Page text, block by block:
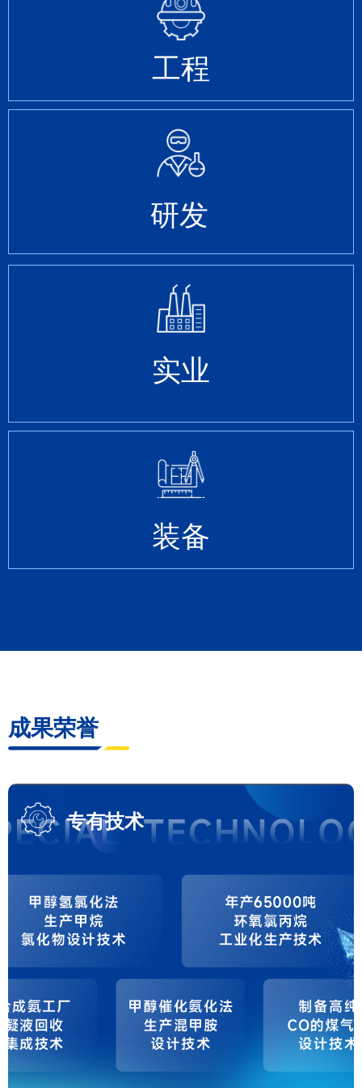
成果荣誉
专有技术
研发
实业
装备
工程